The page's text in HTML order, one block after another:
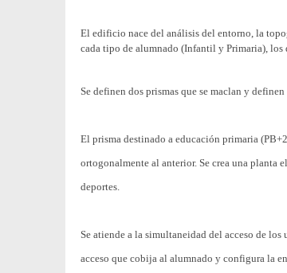
El edificio nace del análisis del entorno, la
cada tipo de alumnado (Infantil y Primaria), los
Se definen dos prismas que se maclan y
El prisma destinado a educación primaria
ortogonalmente al anterior. Se crea una planta
deportes.
Se atiende a la simultaneidad del acceso de
acceso que cobija al alumnado y configura la